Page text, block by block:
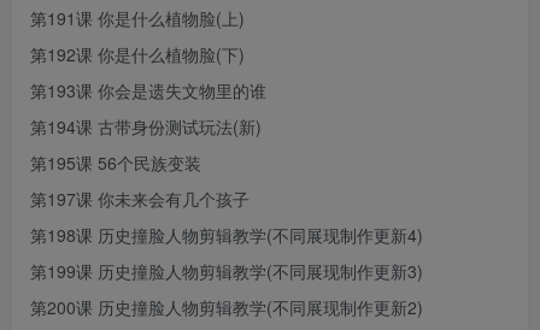
第191课 你是什么植物脸(上)
第192课 你是什么植物脸(下)
第193课 你会是遗失文物里的谁
第194课 古带身份测试玩法(新)
第195课 56个民族变装
第197课 你未来会有几个孩子
第198课 历史撞脸人物剪辑教学(不同展现制作更新4)
第199课 历史撞脸人物剪辑教学(不同展现制作更新3)
第200课 历史撞脸人物剪辑教学(不同展现制作更新2)